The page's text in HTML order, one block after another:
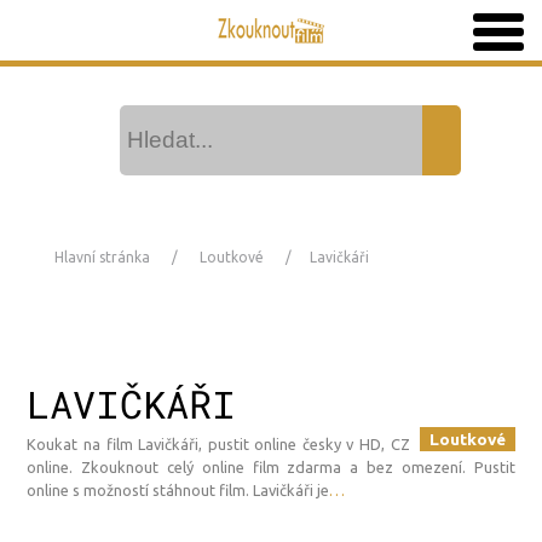
Hlavní stránka Loutkové Lavičkáři
LAVIČKÁŘI
Loutkové
Koukat na film Lavičkáři, pustit online česky v HD, CZ
online. Zkouknout celý online film zdarma a bez omezení. Pustit
online s možností stáhnout film. Lavičkáři je